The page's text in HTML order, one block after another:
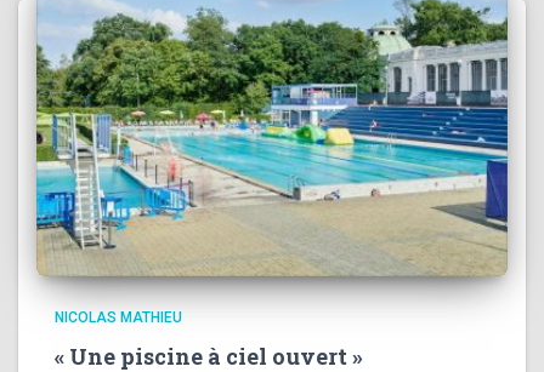
NICOLAS MATHIEU
« Une piscine à ciel ouvert »